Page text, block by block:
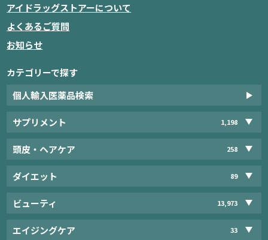
アイドラッグストアーについて
よくあるご質問
お知らせ
カテゴリーで探す
個人輸入医薬品検索
サプリメント 1,198
頭皮・ヘアケア 258
ダイエット 89
ビューティ 13,973
エイジングケア 33